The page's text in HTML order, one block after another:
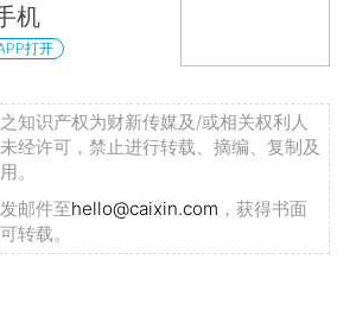
机
打开
知识产权为财新传媒及/或相关权利人
经许可，禁止进行转载、摘编、复制及
。
邮件至hello@caixin.com ，获得书面
转载。